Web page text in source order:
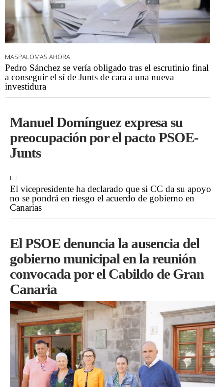
MASPALOMAS AHORA
Pedro Sánchez se vería obligado tras el escrutinio final
a conseguir el sí de Junts de cara a una nueva
investidura
Manuel Domínguez expresa su
preocupación por el pacto PSOE-
Junts
EFE
El vicepresidente ha declarado que si CC da su apoyo
no se pondrá en riesgo el acuerdo de gobierno en
Canarias
El PSOE denuncia la ausencia del
gobierno municipal en la reunión
convocada por el Cabildo de Gran
Canaria